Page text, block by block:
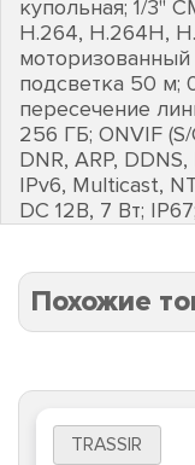
купольная; 1/3"
H.264, H.264H,
подсветка 50 м;
пересечение
256 ГБ; ONVIF
DNR, ARP,
IPv6, Multicast,
DC 12В, 7 Вт;
Похожие
TRASSIR